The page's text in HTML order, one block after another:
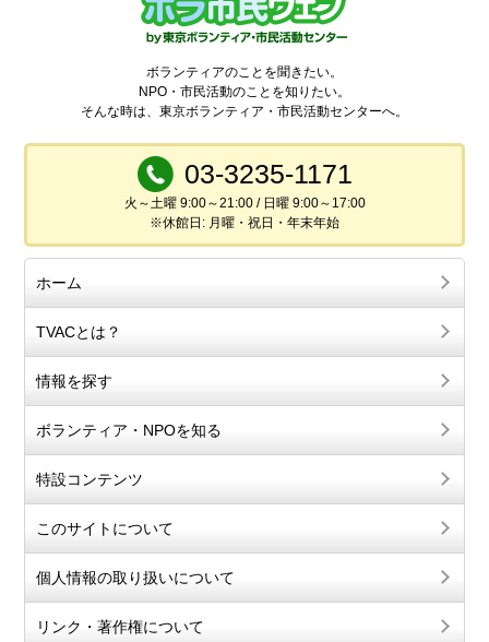
ボランティアのことを聞きたい。
NPO・市民活動のことを知りたい。
そんな時は、東京ボランティア・市民活動センターへ。
03-3235-1171
火～土曜 9:00～21:00 / 日曜 9:00～17:00
※休館日: 月曜・祝日・年末年始
ホーム
TVACとは？
情報を探す
ボランティア・NPOを知る
特設コンテンツ
このサイトについて
個人情報の取り扱いについて
リンク・著作権について